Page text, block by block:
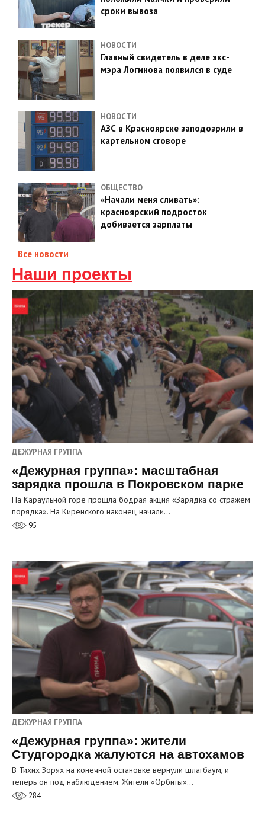
сроки вывоза
НОВОСТИ
Главный свидетель в деле экс-
мэра Логинова появился в суде
НОВОСТИ
АЗС в Красноярске заподозрили в
картельном сговоре
ОБЩЕСТВО
«Начали меня сливать»:
красноярский подросток
добивается зарплаты
Все новости
Наши проекты
ДЕЖУРНАЯ ГРУППА
«Дежурная группа»: масштабная
зарядка прошла в Покровском парке
На Караульной горе прошла бодрая акция «Зарядка со стражем
порядка». На Киренского наконец начали…
95
ДЕЖУРНАЯ ГРУППА
«Дежурная группа»: жители
Студгородка жалуются на автохамов
В Тихих Зорях на конечной остановке вернули шлагбаум, и
теперь он под наблюдением. Жители «Орбиты»…
284